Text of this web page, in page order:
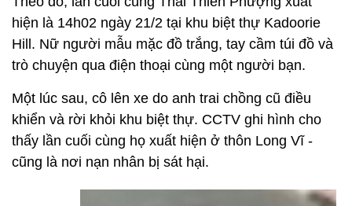
hiện là 14h02 ngày 21/2 tại khu biệt thự Kadoorie
Hill. Nữ người mẫu mặc đồ trắng, tay cầm túi đồ và
trò chuyện qua điện thoại cùng một người bạn.
Một lúc sau, cô lên xe do anh trai chồng cũ điều
khiển và rời khỏi khu biệt thự. CCTV ghi hình cho
thấy lần cuối cùng họ xuất hiện ở thôn Long Vĩ -
cũng là nơi nạn nhân bị sát hại.